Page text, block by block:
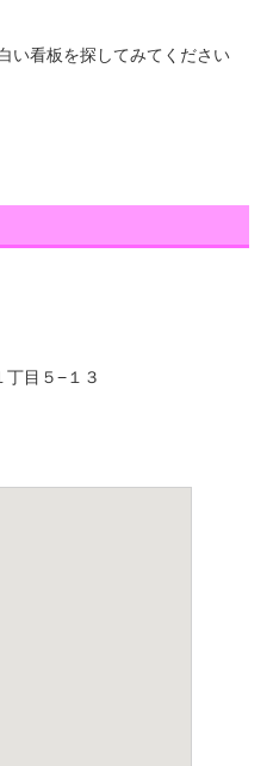
い看板を探してみてください
目５−１３